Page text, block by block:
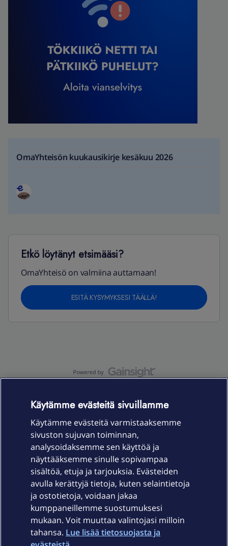
OmaYhteisön kuukausikirje kesäkuu 2026
Etkö löytänyt etsimääsi?
OmaYhteisö on valmiina auttamaan!
ESITÄ KYSYMYKSESI TÄÄLLÄ!
Laitteet & liittymät
Palvelut
Ajankohtaista
Käytämme evästeitä sivuillamme
Käytämme evästeitä varmistaaksemme
sivuston sujuvan toiminnan,
analysoidaksemme sen käyttöä ja
näyttääksemme sinulle sopivampaa
sisältöä, etuja ja tarjouksia. Evästeiden
avulla kerättyjä tietoja, kuten selaintietoja
ja ostotietoja, voidaan jakaa
kumppaneillemme suostumuksesi
mukaan. Voit muuttaa valintojasi milloin
tahansa. Lue lisää tietosuojasta ja